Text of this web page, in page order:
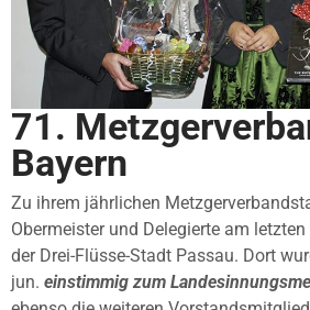
71.
Bayern
Zu ihrem jährlichen
Obermeister und Delegierte am
der Drei-Flüsse-Stadt Passau. Dort
jun. einstimmig zum